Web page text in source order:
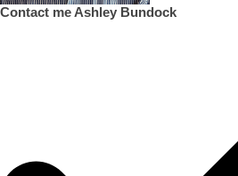
Contact me Ashley Bundock